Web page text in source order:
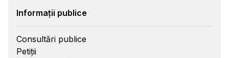
Informații publice
Consultări publice
Petiții